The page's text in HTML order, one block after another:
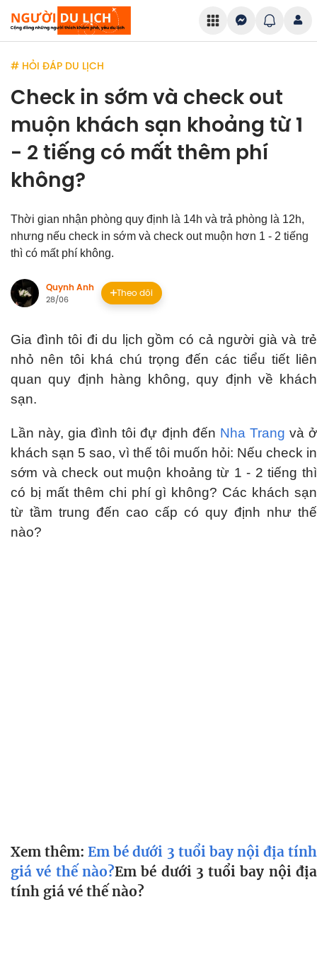
# HỎI ĐÁP DU LỊCH
Check in sớm và check out
muộn khách sạn khoảng từ 1
- 2 tiếng có mất thêm phí
không?
Thời gian nhận phòng quy định là 14h và trả phòng là 12h,
nhưng nếu check in sớm và check out muộn hơn 1 - 2 tiếng
thì có mất phí không.
Quynh Anh
28/06
Theo dõi
Gia đình tôi đi du lịch gồm có cả người già và trẻ
nhỏ nên tôi khá chú trọng đến các tiểu tiết liên
quan quy định hàng không, quy định về khách
sạn.
Lần này, gia đình tôi đự định đến Nha Trang và ở
khách sạn 5 sao, vì thế tôi muốn hỏi: Nếu check in
sớm và check out muộn khoảng từ 1 - 2 tiếng thì
có bị mất thêm chi phí gì không? Các khách sạn
từ tầm trung đến cao cấp có quy định như thế
nào?
Xem thêm:Em bé dưới 3 tuổi bay nội địa tính
giá vé thế nào?Em bé dưới 3 tuổi bay nội địa
tính giá vé thế nào?